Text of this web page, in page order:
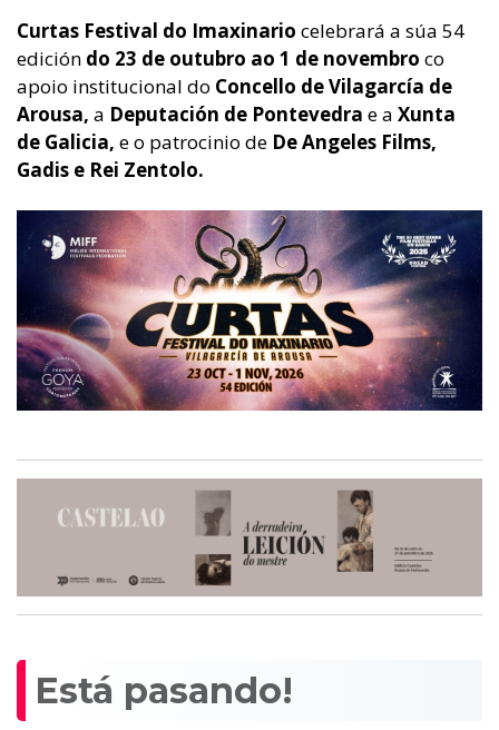
Curtas Festival do Imaxinario celebrará a súa 54
edición do 23 de outubro ao 1 de novembro co
apoio institucional do Concello de Vilagarcía de
Arousa, a Deputación de Pontevedra e a Xunta
de Galicia, e o patrocinio de De Angeles Films,
Gadis e Rei Zentolo.
Está pasando!